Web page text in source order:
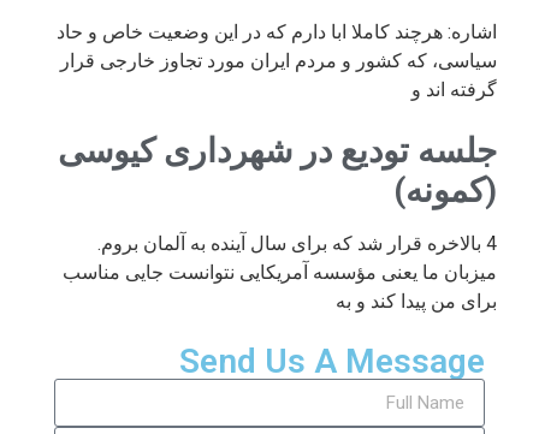
اشاره: هرچند کاملا ابا دارم که در این وضعیت خاص و حاد
سیاسی، که کشور و مردم ایران مورد تجاوز خارجی قرار
گرفته اند و
جلسه تودیع در شهرداری کیوسی
(کمونه)
4 بالاخره قرار شد که برای سال آینده به آلمان بروم.
میزبان ما یعنی مؤسسه آمریکایی نتوانست جایی مناسب
برای من پیدا کند و به
Send Us A Message